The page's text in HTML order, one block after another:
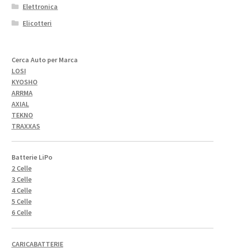
Elettronica
Elicotteri
Cerca Auto per Marca
LOSI
KYOSHO
ARRMA
AXIAL
TEKNO
TRAXXAS
Batterie LiPo
2 Celle
3 Celle
4 Celle
5 Celle
6 Celle
CARICABATTERIE